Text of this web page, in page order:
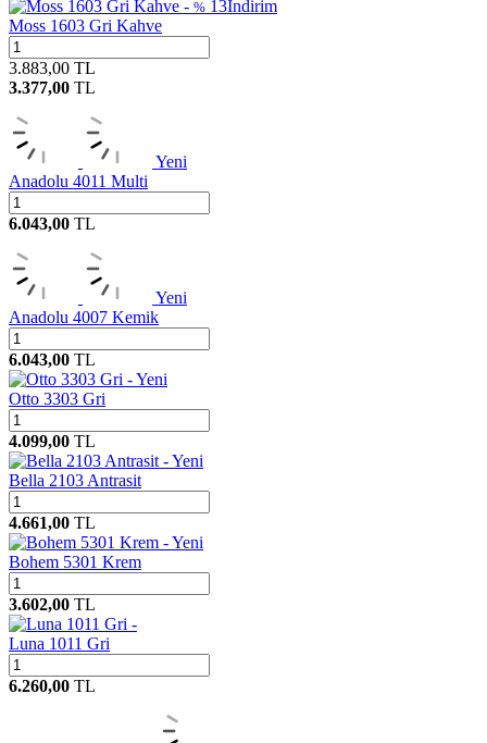
% 13İndirim
Moss 1603 Gri Kahve
3.883,00 TL
3.377,00 TL
Yeni
Anadolu 4011 Multi
6.043,00 TL
Yeni
Anadolu 4007 Kemik
6.043,00 TL
Yeni
Otto 3303 Gri
4.099,00 TL
Yeni
Bella 2103 Antrasit
4.661,00 TL
Yeni
Bohem 5301 Krem
3.602,00 TL
Luna 1011 Gri
6.260,00 TL